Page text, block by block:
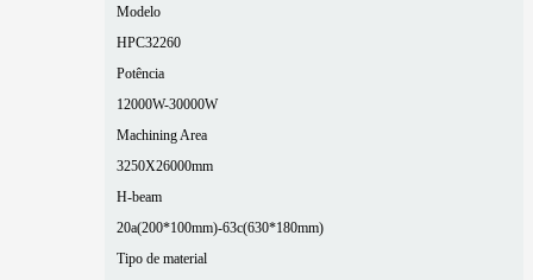
Modelo
HPC32260
Potência
12000W-30000W
Machining Area
3250X26000mm
H-beam
20a(200*100mm)-63c(630*180mm)
Tipo de material